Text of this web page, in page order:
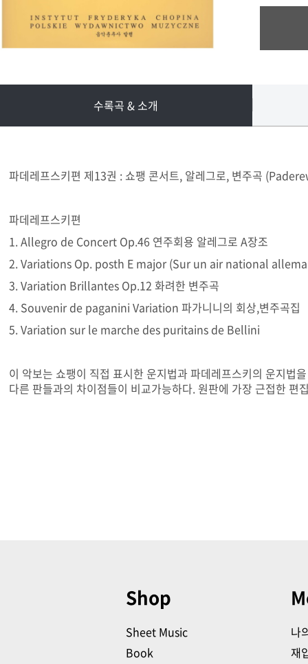
수록곡 & 소개
파데레프스키편 제13권 : 쇼팽 콘서트, 알레그로, 변주곡
파데레프스키편
1. Allegro de Concert Op.46 연주회용 알레그로 A장조
2. Variations Op. posth E major (Sur un air national
3. Variation Brillantes Op.12 화려한 변주곡
4. Souvenir de paganini Variation 파가니니의 회상,변주곡집
5. Variation sur le marche des puritains de Bellini
이 악보는 쇼팽이 직접 표시한 운지법과 파데레프스키의 운지법
다른 판들과의 차이점들이 비교가능하다. 원판에 가장 근접한 편
Shop
Sheet Music
Book
나
재